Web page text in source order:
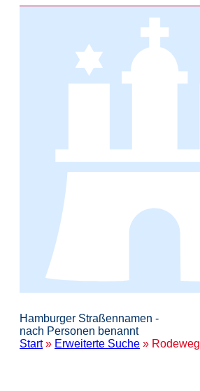
Hamburger Straßennamen -
nach Personen benannt
Start» Erweiterte Suche » Rodeweg